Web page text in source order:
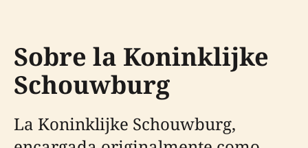
Sobre la Koninklijke
Schouwburg
La Koninklijke Schouwburg,